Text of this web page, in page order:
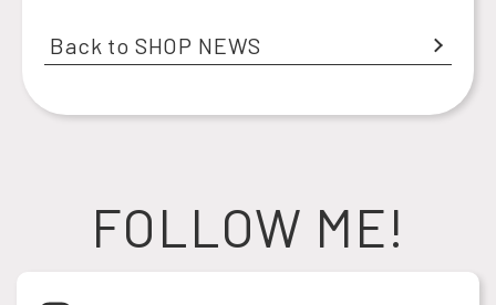
Back to SHOP NEWS
FOLLOW ME!